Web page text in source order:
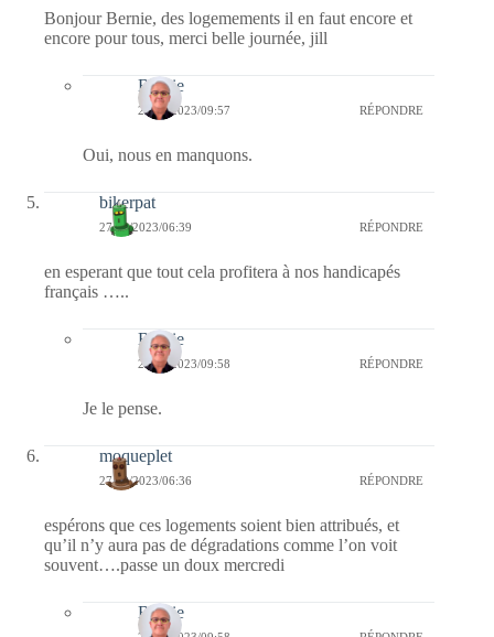
Bonjour Bernie, des logemements il en faut encore et
encore pour tous, merci belle journée, jill
Bernie
28/09/2023/09:57 RÉPONDRE
Oui, nous en manquons.
bikerpat
27/09/2023/06:39 RÉPONDRE
en esperant que tout cela profitera à nos handicapés
français …..
Bernie
28/09/2023/09:58 RÉPONDRE
Je le pense.
moqueplet
27/09/2023/06:36 RÉPONDRE
espérons que ces logements soient bien attribués, et
qu’il n’y aura pas de dégradations comme l’on voit
souvent….passe un doux mercredi
Bernie